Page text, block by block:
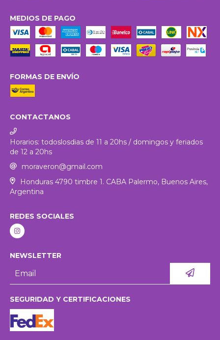
MEDIOS DE PAGO
FORMAS DE ENVÍO
CONTACTANOS
Horarios: todoslosdias de 11 a 20hs / domingos y feriados
de 12 a 20hs
moraveron@gmail.com
Honduras 4790 timbre 1. CABA Palermo, Buenos Aires,
Argentina
REDES SOCIALES
NEWSLETTER
SEGURIDAD Y CERTIFICACIONES